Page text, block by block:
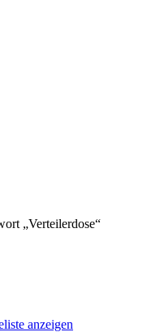
„Verteilerdose“
anzeigen